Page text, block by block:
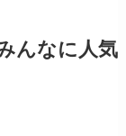
んなに人気